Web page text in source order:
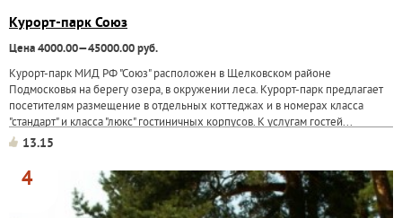
Курорт-парк Союз
Цена 4000.00—45000.00 руб.
Курорт-парк МИД РФ "Союз" расположен в Щелковском районе
Подмосковья на берегу озера, в окружении леса. Курорт-парк предлагает
посетителям размещение в отдельных коттеджах и в номерах класса
"стандарт" и класса "люкс" гостиничных корпусов. К услугам гостей...
13.15
4